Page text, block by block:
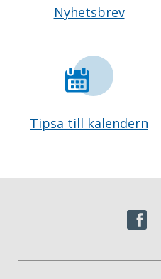
Nyhetsbrev
Tipsa till kalendern